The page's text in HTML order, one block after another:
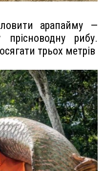
арапайму —
прісноводну рибу.
трьох метрів